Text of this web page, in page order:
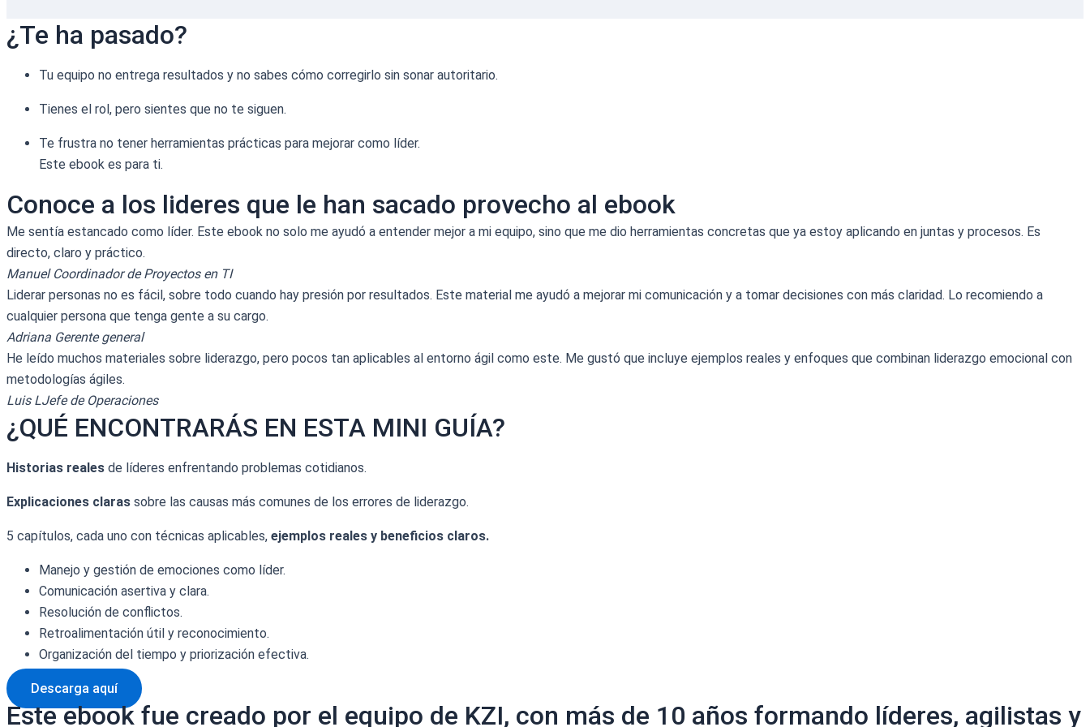
¿Te ha pasado?
Tu equipo no entrega resultados y no sabes cómo corregirlo sin sonar autoritario.
Tienes el rol, pero sientes que no te siguen.
Te frustra no tener herramientas prácticas para mejorar como líder.
Este ebook es para ti.
Conoce a los lideres que le han sacado provecho al ebook
Me sentía estancado como líder. Este ebook no solo me ayudó a entender mejor a mi equipo, sino que me dio herramientas concretas que ya estoy aplicando en juntas y procesos. Es
directo, claro y práctico.
Manuel Coordinador de Proyectos en TI
Liderar personas no es fácil, sobre todo cuando hay presión por resultados. Este material me ayudó a mejorar mi comunicación y a tomar decisiones con más claridad. Lo recomiendo a
cualquier persona que tenga gente a su cargo.
Adriana Gerente general
He leído muchos materiales sobre liderazgo, pero pocos tan aplicables al entorno ágil como este. Me gustó que incluye ejemplos reales y enfoques que combinan liderazgo emocional con
metodologías ágiles.
Luis LJefe de Operaciones
¿QUÉ ENCONTRARÁS EN ESTA MINI GUÍA?
Historias reales de líderes enfrentando problemas cotidianos.
Explicaciones claras sobre las causas más comunes de los errores de liderazgo.
5 capítulos, cada uno con técnicas aplicables, ejemplos reales y beneficios claros.
Manejo y gestión de emociones como líder.
Comunicación asertiva y clara.
Resolución de conflictos.
Retroalimentación útil y reconocimiento.
Organización del tiempo y priorización efectiva.
Descarga aquí
Este ebook fue creado por el equipo de KZI, con más de 10 años formando líderes, agilistas y